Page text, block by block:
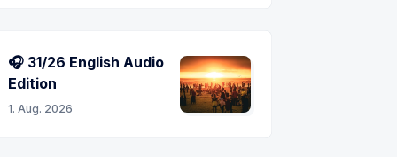
🎧 31/26 English Audio
Edition
1. Aug. 2026